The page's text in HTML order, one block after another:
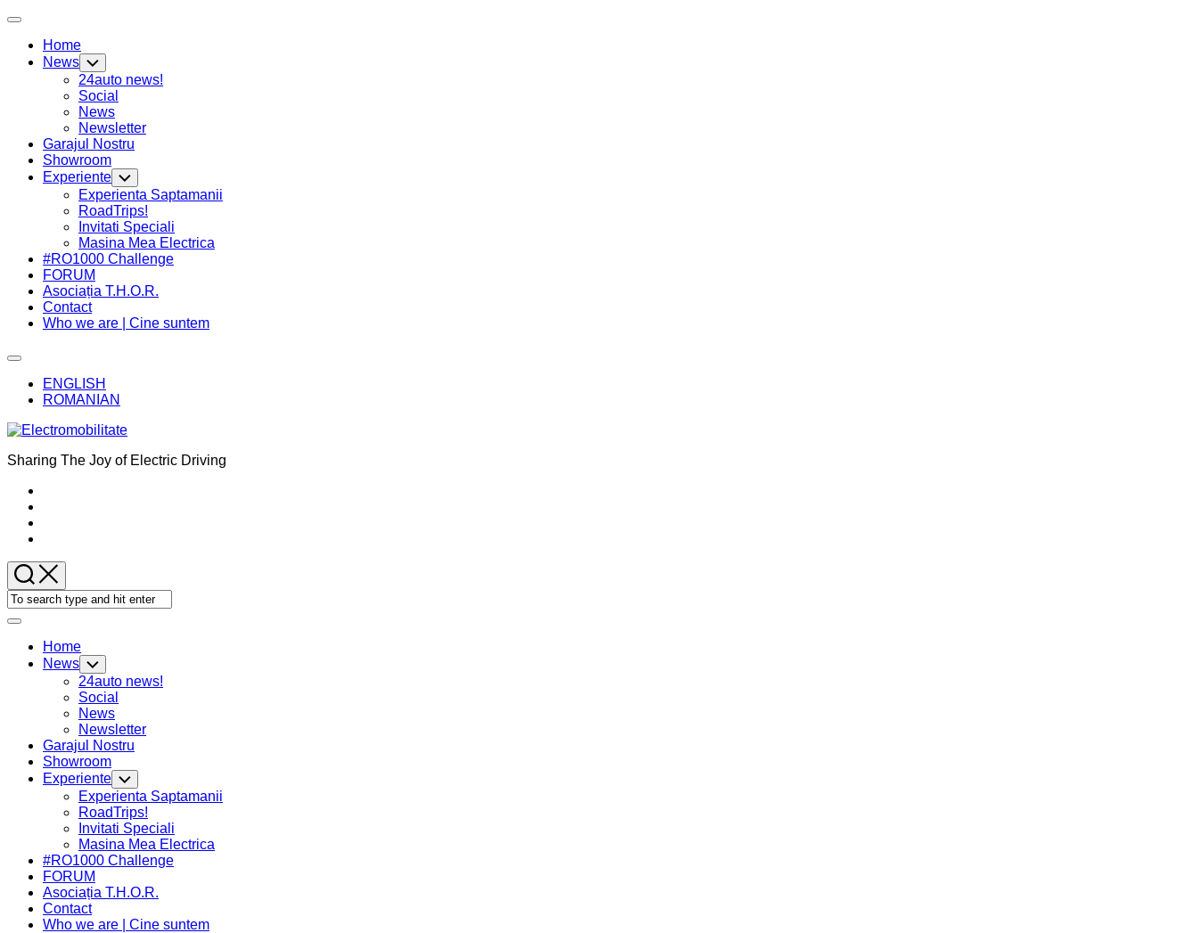
Skip
content
Expand
Home
News Toggle
Child
Menu
24auto news!
Social
News
Newsletter
Current
Page
Parent
Garajul Nostru
Showroom
Experiente Toggle
Child
Menu
Current
Page
Parent
Experienta Saptamanii
RoadTrips!
Invitati Speciali
Current
Page
Parent
Masina Mea Electrica
#RO1000 Challenge
FORUM
Asociația T.H.O.R.
Contact
Who we are | Cine suntem
Expand
ENGLISH
ROMANIAN
Sharing The Joy of Electric Driving
Expand
Home
News Toggle
Child
Menu
24auto news!
Social
News
Newsletter
Current
Page
Parent
Garajul Nostru
Showroom
Experiente Toggle
Child
Menu
Current
Page
Parent
Experienta Saptamanii
RoadTrips!
Invitati Speciali
Current
Page
Parent
Masina Mea Electrica
#RO1000 Challenge
FORUM
Asociația T.H.O.R.
Contact
Who we are | Cine suntem